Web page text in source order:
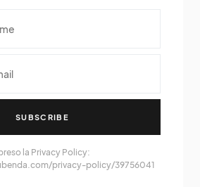
SUBSCRIBE
la Privacy Policy:
privacy-policy/39756041